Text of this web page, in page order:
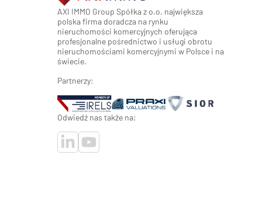
AXI IMMO Group Spółka z o.o. największa
polska firma doradcza na rynku
nieruchomości komercyjnych oferująca
profesjonalne pośrednictwo i usługi obrotu
nieruchomościami komercyjnymi w Polsce i na
świecie.
Partnerzy:
Odwiedź nas także na: